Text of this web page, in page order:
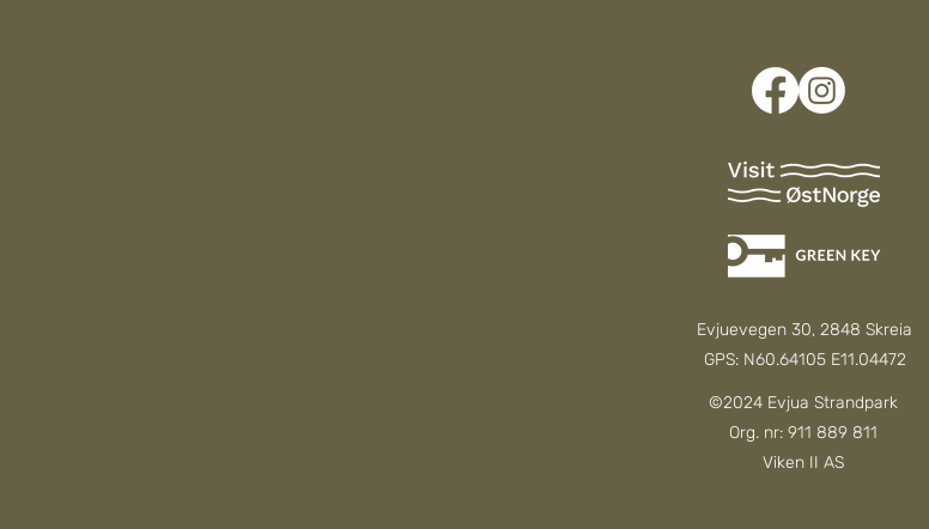
Evjuevegen 30, 2848 Skreia
GPS: N60.64105 E11.04472
©2024 Evjua Strandpark
Org. nr: 911 889 811
Viken II AS